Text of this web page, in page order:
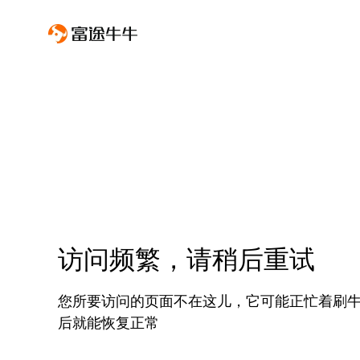
访问频繁，请稍后重试
您所要访问的页面不在这儿，它可能正忙着刷
后就能恢复正常